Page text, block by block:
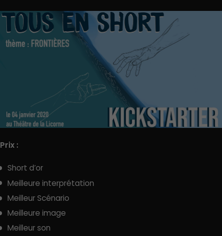
Prix :
Short d’or
Meilleure interprétation
Meilleur Scénario
Meilleure image
Meilleur son